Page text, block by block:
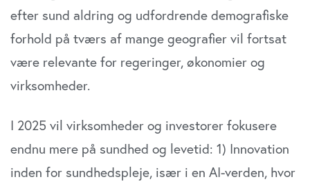
efter sund aldring og udfordrende demografiske
forhold på tværs af mange geografier vil fortsat
være relevante for regeringer, økonomier og
virksomheder.
I 2025 vil virksomheder og investorer fokusere
endnu mere på sundhed og levetid: 1) Innovation
inden for sundhedspleje, især i en AI-verden, hvor